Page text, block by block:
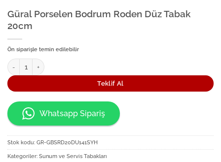
Güral Porselen Bodrum Roden Düz Tabak
20cm
Ön siparişle temin edilebilir
Güral Porselen Bodrum Roden Düz Tabak 20cm adet
Teklif Al
Whatsapp Sipariş
Stok kodu: GR-GBSRD20DU141SYH
Kategoriler: Sunum ve Servis Tabakları